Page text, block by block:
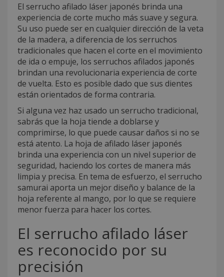
El serrucho afilado láser japonés brinda una
experiencia de corte mucho más suave y segura.
Su uso puede ser en cualquier dirección de la veta
de la madera, a diferencia de los serruchos
tradicionales que hacen el corte en el movimiento
de ida o empuje, los serruchos afilados japonés
brindan una revolucionaria experiencia de corte
de vuelta. Esto es posible dado que sus dientes
están orientados de forma contraria.
Si alguna vez haz usado un serrucho tradicional,
sabrás que la hoja tiende a doblarse y
comprimirse, lo que puede causar daños si no se
está atento. La hoja de afilado láser japonés
brinda una experiencia con un nivel superior de
seguridad, haciendo los cortes de manera más
limpia y precisa. En tema de esfuerzo, el serrucho
samurai aporta un mejor diseño y balance de la
hoja referente al mango, por lo que se requiere
menor fuerza para hacer los cortes.
El serrucho afilado láser
es reconocido por su
precisión